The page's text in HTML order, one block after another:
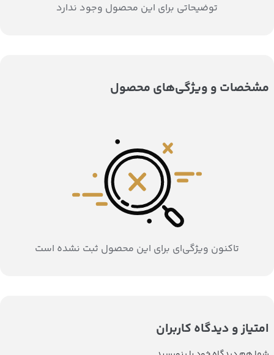
توضیحاتی برای این محصول وجود ندارد
مشخصات و ویژگی‌های محصول
تاکنون ویژگی‌ای برای این محصول ثبت نشده است
امتیاز و دیدگاه کاربران